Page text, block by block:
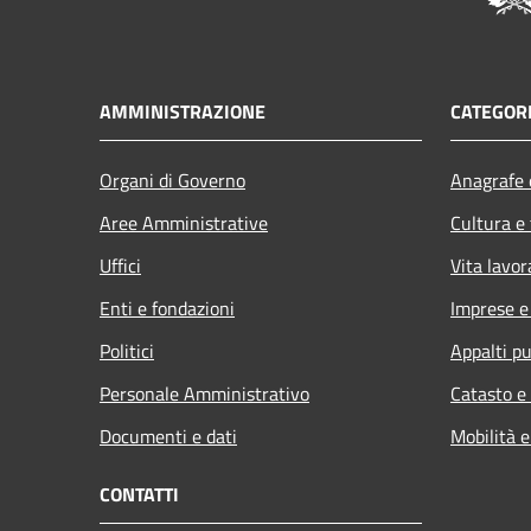
AMMINISTRAZIONE
Organi di Governo
Aree Amministrative
Uffici
Enti e fondazioni
Politici
Personale Amministrativo
Documenti e dati
Cultura
Vita
Imprese
Appalti
Catasto
Mobilità
CONTATTI